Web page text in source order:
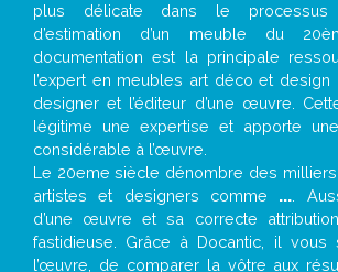
plus délicate dans le processus
d’estimation d’un meuble du
documentation est la principale
l’expert en meubles art déco et design
designer et l’éditeur d’une œuvre.
légitime une expertise et apporte
considérable à l’œuvre.
Le 20eme siècle dénombre des milliers
artistes et designers comme ... .
d’une œuvre et sa correcte
fastidieuse. Grâce à Docantic, il vous
l’œuvre, de comparer la vôtre aux